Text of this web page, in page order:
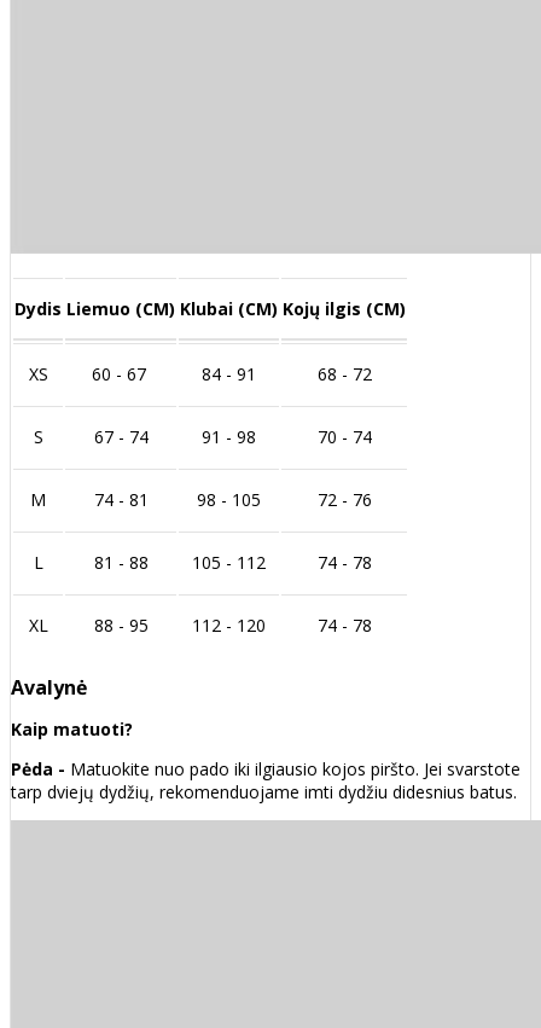
Dydis Liemuo (CM) Klubai (CM) Kojų ilgis (CM)
XS 60 - 67 84 - 91 68 - 72
S 67 - 74 91 - 98 70 - 74
M 74 - 81 98 - 105 72 - 76
L 81 - 88 105 - 112 74 - 78
XL 88 - 95 112 - 120 74 - 78
Avalynė
Kaip matuoti?
Pėda - Matuokite nuo pado iki ilgiausio kojos piršto. Jei svarstote
tarp dviejų dydžių, rekomenduojame imti dydžiu didesnius batus.